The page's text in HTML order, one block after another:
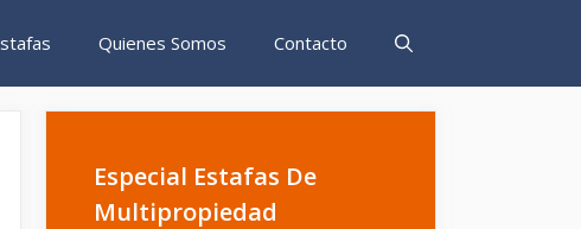
Quienes Somos Contacto
Especial Estafas De
Multipropiedad